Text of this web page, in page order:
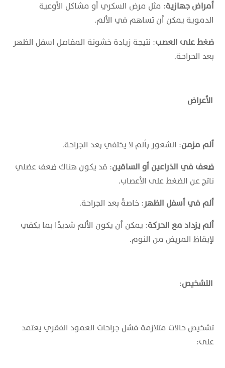
أمراض جهازية: مثل مرض السكري أو مشاكل الأوعية
الدموية يمكن أن تساهم في الألم.
ضغط على العصب: نتيجة زيادة خشونة المفاصل اسفل الظهر
بعد الحراحة.
الأعراض
ألم مزمن: الشعور بألم لا يختفي بعد الجراحة.
ضعف في الذراعين أو الساقين: قد يكون هناك ضعف عضلي
ناتج عن الضغط على الأعصاب.
ألم في أسفل الظهر: خاصةً بعد الجراحة.
ألم يزداد مع الحركة: يمكن أن يكون الألم شديدًا بما يكفي
لإيقاظ المريض من النوم.
التشخيص:
تشخيص حالات متلازمة فشل جراحات العمود الفقري يعتمد
على: